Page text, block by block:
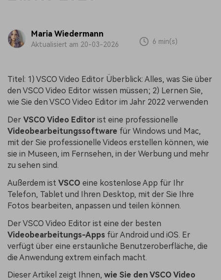
Maria Wiedermann
Aktualisiert am 20-03-2026 6 min(s)
Titel: 1) VSCO Video Editor Überblick: Alles, was Sie über
den VSCO Video Editor wissen müssen; 2) Lernen Sie,
wie Sie den VSCO Video Editor im Jahr 2022 verwenden
Der VSCO Video Editor ist eine professionelle
Videobearbeitungssoftware für Windows und Mac,
mit der Sie professionelle Videos erstellen können, wie
sie in Museen, im Fernsehen, in der Werbung und mehr
zu sehen sind.
Außerdem ist VSCO eine kostenlose App für Ihr
Telefon, Tablet und Ihren Desktop, mit der Sie Ihre
Fotos bearbeiten, anpassen und teilen können.
Der VSCO Video Editor ist eine der besten
Videobearbeitungs-Apps für Android und iOS. Er
verfügt über eine erstaunliche Benutzeroberfläche, die
die Anwendung extrem einfach macht.
Dieser Artikel zeigt Ihnen, wie Sie den VSCO Video